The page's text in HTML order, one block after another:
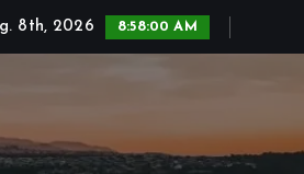
8th, 2026 8:58:02 AM